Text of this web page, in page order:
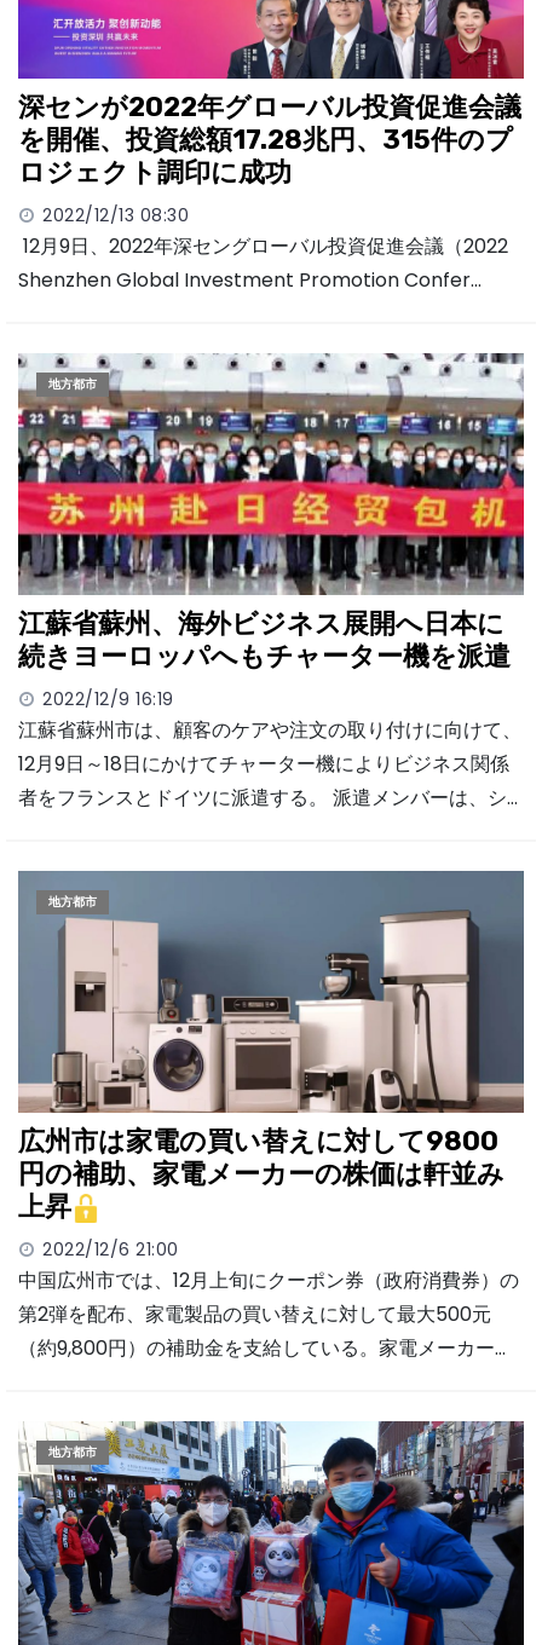
深センが2022年グローバル投資促進会議
を開催、投資総額17.28兆円、315件のプ
ロジェクト調印に成功
2022/12/13 08:30
12月9日、2022年深セングローバル投資促進会議（2022
Shenzhen Global Investment Promotion Confer…
地方都市
江蘇省蘇州、海外ビジネス展開へ日本に
続きヨーロッパへもチャーター機を派遣
2022/12/9 16:19
江蘇省蘇州市は、顧客のケアや注文の取り付けに向けて、
12月9日～18日にかけてチャーター機によりビジネス関係
者をフランスとドイツに派遣する。 派遣メンバーは、シ…
地方都市
広州市は家電の買い替えに対して9800
円の補助、家電メーカーの株価は軒並み
上昇
2022/12/6 21:00
中国広州市では、12月上旬にクーポン券（政府消費券）の
第2弾を配布、家電製品の買い替えに対して最大500元
（約9,800円）の補助金を支給している。家電メーカー…
地方都市